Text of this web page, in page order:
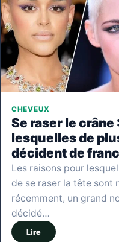
CHEVEUX
Se raser le
lesquelles de
décident de
Les raisons pour
de se raser la tête sont
récemment, un grand
décidé…
Lire